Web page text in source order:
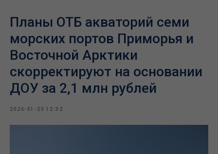
Планы ОТБ акваторий семи
морских портов Приморья и
Восточной Арктики
скорректируют на основании
ДОУ за 2,1 млн рублей
2026-01-23 12:32